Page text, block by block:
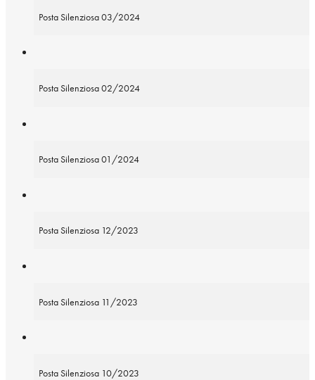
Posta Silenziosa 03/2024
Posta Silenziosa 02/2024
Posta Silenziosa 01/2024
Posta Silenziosa 12/2023
Posta Silenziosa 11/2023
Posta Silenziosa 10/2023